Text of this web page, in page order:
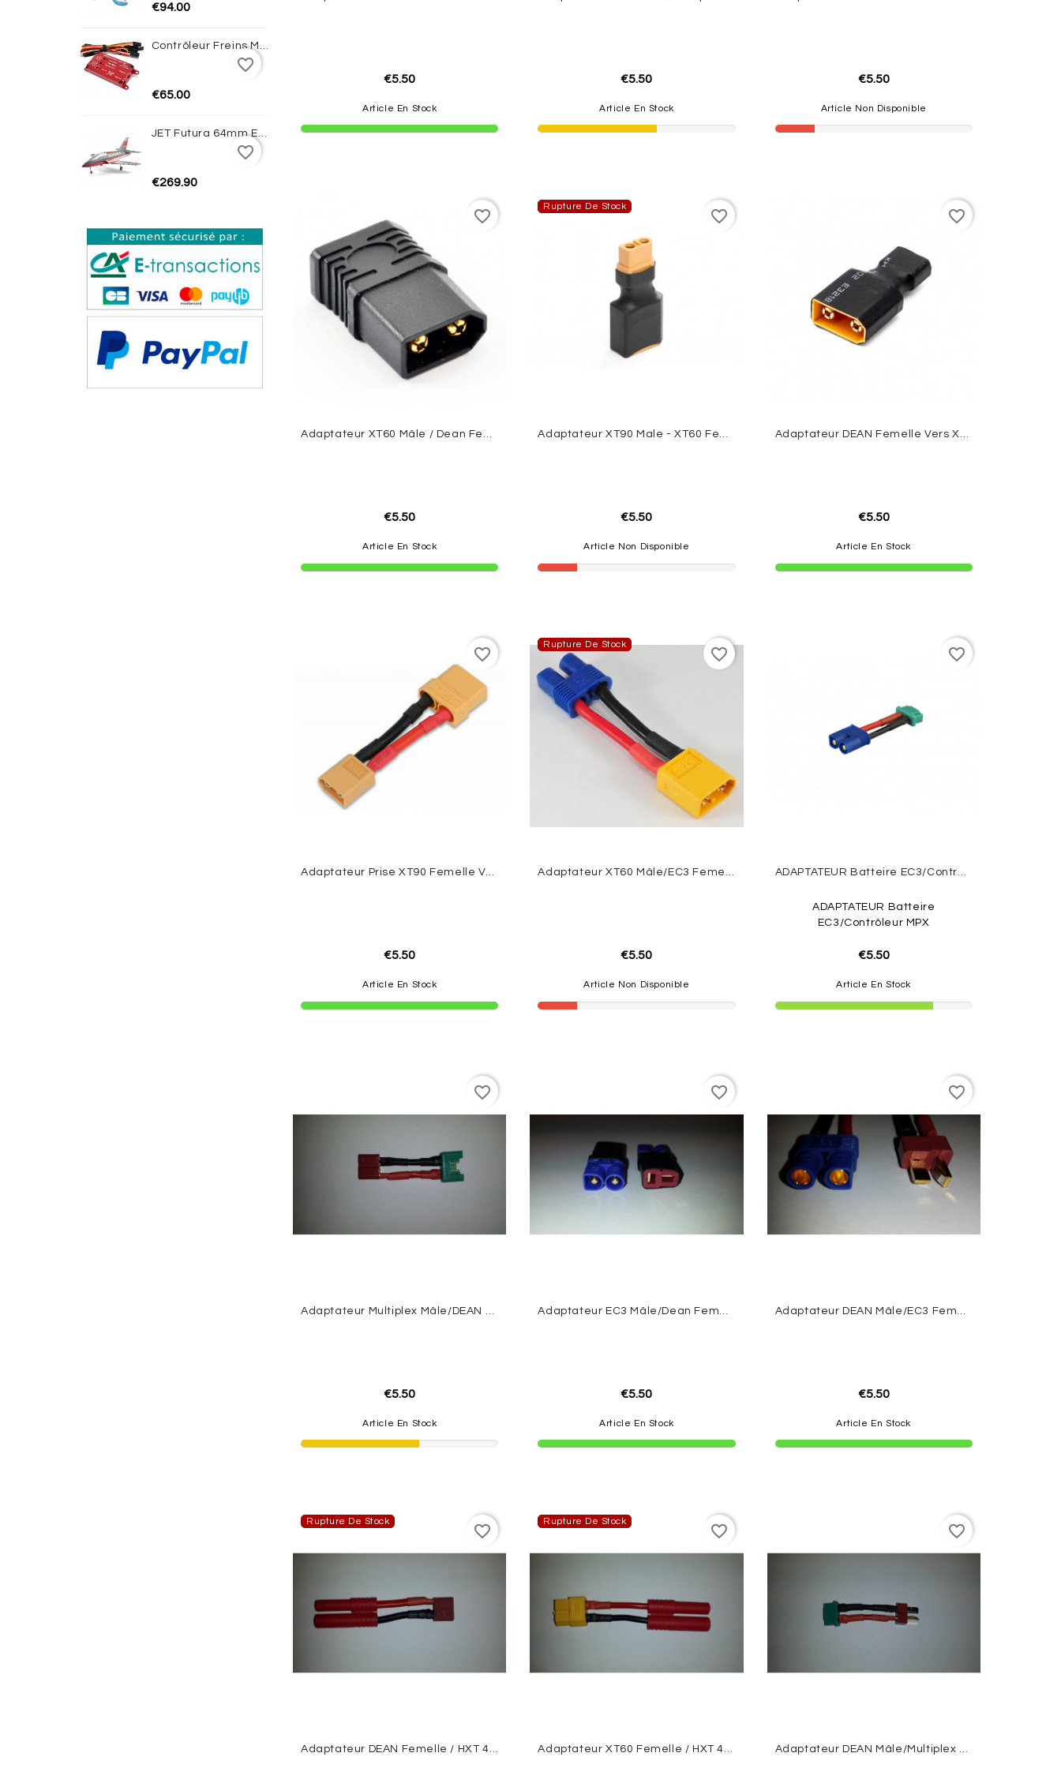
€94.00
€65.00
favorite_border
€269.90
favorite_border
€5.50
Article En Stock
€5.50
Article En Stock
€5.50
Article Non Disponible
Adaptateur XT60 Mâle / Dean Femelle
€5.50
Article En Stock
favorite_border
Rupture De Stock
Adaptateur XT90 Male - XT60 Female
€5.50
Article Non Disponible
favorite_border
Adaptateur DEAN Femelle Vers XT90 Male
€5.50
Article En Stock
favorite_border
Adaptateur Prise XT90 Femelle Vers XT60 Mâle
€5.50
Article En Stock
favorite_border
Rupture De Stock
Adaptateur XT60 Mâle/EC3 Femelle
€5.50
Article Non Disponible
favorite_border
ADAPTATEUR Batteire EC3/Contrôleur MPX
ADAPTATEUR Batteire
EC3/Contrôleur MPX
€5.50
Article En Stock
favorite_border
€5.50
Article En Stock
favorite_border
€5.50
Article En Stock
favorite_border
€5.50
Article En Stock
favorite_border
Rupture De Stock
Adaptateur DEAN Femelle / HXT 4mm
favorite_border
Rupture De Stock
Adaptateur XT60 Femelle / HXT 4mm
favorite_border
Adaptateur DEAN Mâle/Multiplex Femelle
favorite_border